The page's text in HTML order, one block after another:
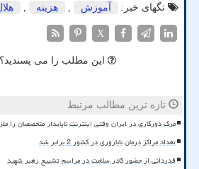
تگهای خبر:
آموزش , هزینه ,
X
این مطلب را می پسندید؟
تازه ترین مطالب مرتبط
مرگ دورکاری در ایران وقتی اینترنت ناپایدار متخصصان را
تعداد مراکز درمان ناباروری در کشور 2 برابر شد
قدردانی از حضور کادر سلامت در مراسم تشییع رهبر شهید